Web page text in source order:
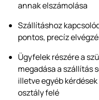
annak elszámolása
Szállításhoz
pontos, precíz
Ügyfelek részére a
megadása a szállítás
illetve egyéb
osztály felé